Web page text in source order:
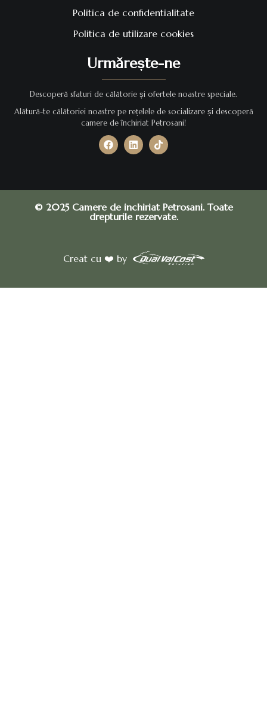
Politica de confidentialitate
Politica de utilizare cookies
Urmărește-ne
Descoperă sfaturi de călătorie și ofertele noastre speciale.
Alătură-te călătoriei noastre pe rețelele de socializare și descoperă
camere de închiriat Petrosani!
© 2025 Camere de inchiriat Petrosani. Toate
drepturile rezervate.
Creat cu ❤️ by